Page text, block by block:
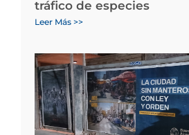
tráfico de especies
Leer Más >>